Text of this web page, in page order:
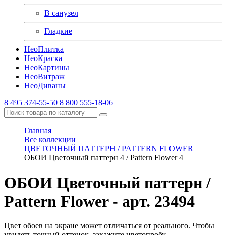
В санузел
Гладкие
НеоПлитка
НеоКраска
НеоКартины
НеоВитраж
НеоДиваны
8 495 374-55-50 8 800 555-18-06
Главная
Все коллекции
ЦВЕТОЧНЫЙ ПАТТЕРН / PATTERN FLOWER
ОБОИ Цветочный паттерн 4 / Pattern Flower 4
ОБОИ Цветочный паттерн /
Pattern Flower - арт. 23494
Цвет обоев на экране может отличаться от реального. Чтобы